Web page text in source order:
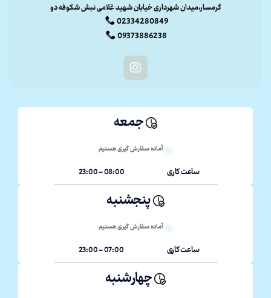
گرمسار،میدان شهرداری خیابان شهید غلامی نبش شکوفه دو
02334280849
09373886238
جمعه
آماده سفارش گیری هستیم
ساعت کاری 08:00 - 23:00
پنجشنبه
آماده سفارش گیری هستیم
ساعت کاری 07:00 - 23:00
چهارشنبه